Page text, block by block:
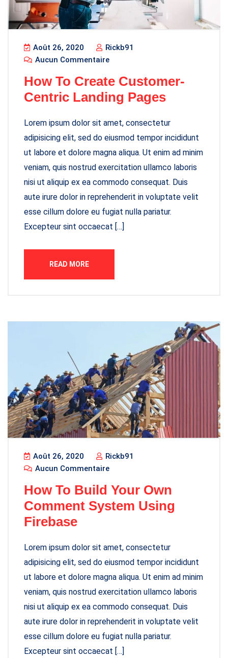
Août 26, 2020
Rickb91
Aucun Commentaire
How To Create Customer-
Centric Landing Pages
Lorem ipsum dolor sit amet, consectetur
adipisicing elit, sed do eiusmod tempor incididunt
ut labore et dolore magna aliqua. Ut enim ad minim
veniam, quis nostrud exercitation ullamco laboris
nisi ut aliquip ex ea commodo consequat. Duis
aute irure dolor in reprehenderit in voluptate velit
esse cillum dolore eu fugiat nulla pariatur.
Excepteur sint occaecat […]
READ MORE
Août 26, 2020
Rickb91
Aucun Commentaire
How To Build Your Own
Comment System Using
Firebase
Lorem ipsum dolor sit amet, consectetur
adipisicing elit, sed do eiusmod tempor incididunt
ut labore et dolore magna aliqua. Ut enim ad minim
veniam, quis nostrud exercitation ullamco laboris
nisi ut aliquip ex ea commodo consequat. Duis
aute irure dolor in reprehenderit in voluptate velit
esse cillum dolore eu fugiat nulla pariatur.
Excepteur sint occaecat […]